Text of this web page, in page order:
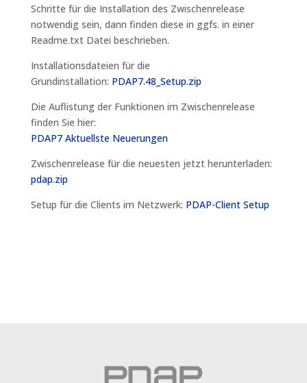
Schritte für die Installation des Zwischenrelease
notwendig sein, dann finden diese in ggfs. in einer
Readme.txt Datei beschrieben.
Installationsdateien für die
Grundinstallation: PDAP7.48_Setup.zip
Die Auflistung der Funktionen im Zwischenrelease
finden Sie hier:
PDAP7 Aktuellste Neuerungen
Zwischenrelease für die neuesten jetzt herunterladen:
pdap.zip
Setup für die Clients im Netzwerk: PDAP-Client Setup